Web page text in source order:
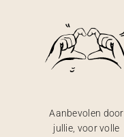
Aanbevolen door
jullie, voor volle